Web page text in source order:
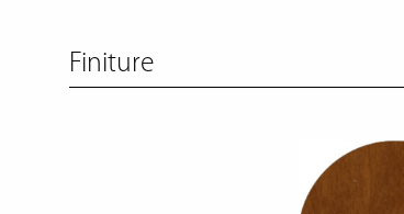
Finiture